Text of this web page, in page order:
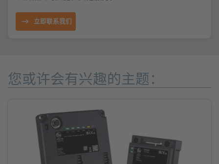
立即联系我们
您或许会有兴趣的主题：